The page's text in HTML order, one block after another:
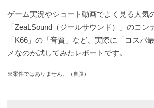
ゲーム実況やショート動画でよく見る人気
「ZeaLSound（ジールサウンド）」のコン
「K66」の「音質」など、実際に「コスパ
メなのか試してみたレポートです。
※案件ではありません。（自腹）